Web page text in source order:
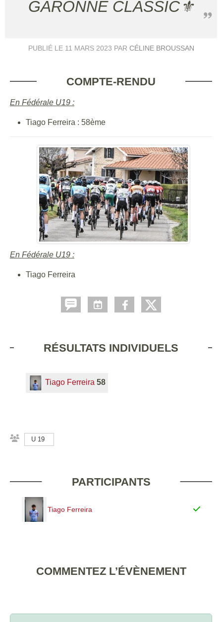
GARONNE CLASSIC⚜️
PUBLIÉ LE 11 MARS 2023 PAR CÉLINE BROUSSAN
COMPTE-RENDU
En Fédérale U19 :
Tiago Ferreira : 58ème
En Fédérale U19 :
Tiago Ferreira
RÉSULTATS INDIVIDUELS
Tiago Ferreira 58
U 19
PARTICIPANTS
Tiago Ferreira
COMMENTEZ L’ÉVÈNEMENT